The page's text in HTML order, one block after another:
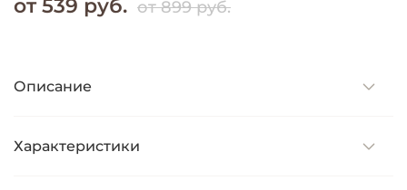
от 539 руб. от 899 руб.
Описание
Характеристики